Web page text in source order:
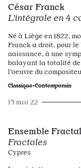
César Franck
L’intégrale en 4
Né à Liège en 1822,
Franck a droit, pour
naissance, à une
balayant la totalité de
l'oeuvre du
Classique•Contemporain
15 mai 22
Ensemble
Fractales
Cypres